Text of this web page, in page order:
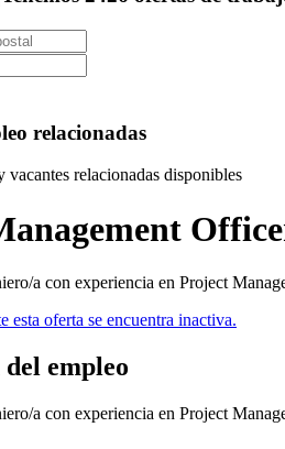
relacionadas
vacantes relacionadas disponibles
a con experiencia en Project
esta oferta se encuentra inactiva.
empleo
a con experiencia en Project